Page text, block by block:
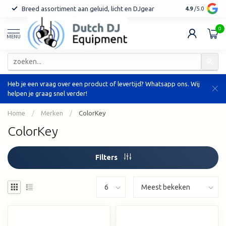
Breed assortiment aan geluid, licht en DJgear Tot 7 jaar
4.9 /5.0
MENU
0
Heb je een vraag over een product of levertijd? Whatsapp ons. Wij
helpen je graag snel verder!
Home / Merken / ColorKey
ColorKey
Filters